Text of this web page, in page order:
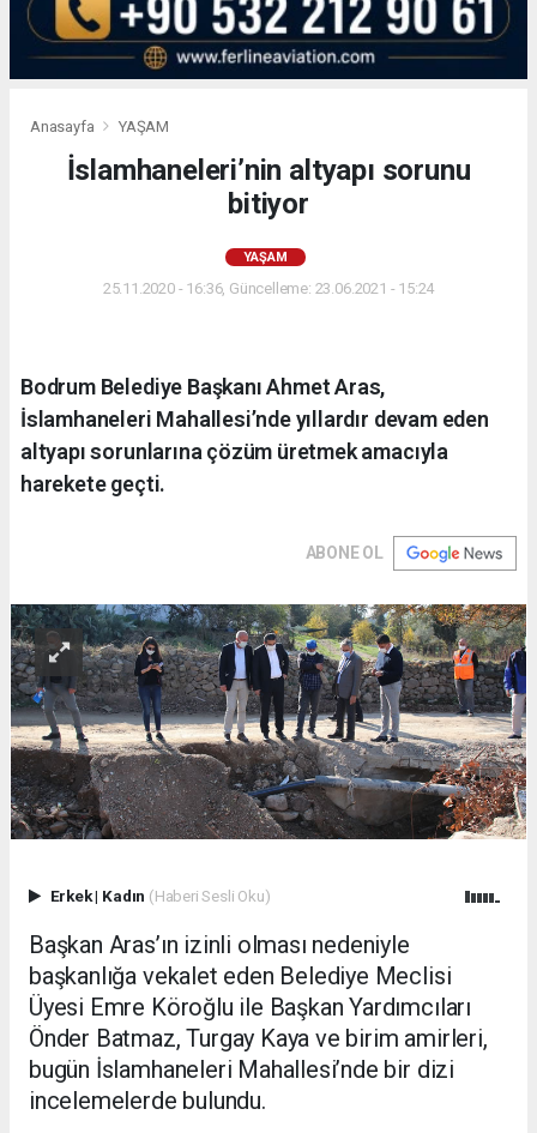
Anasayfa YAŞAM
İslamhaneleri’nin altyapı sorunu
bitiyor
YAŞAM
25.11.2020 - 16:36, Güncelleme: 23.06.2021 - 15:24
Bodrum Belediye Başkanı Ahmet Aras,
İslamhaneleri Mahallesi’nde yıllardır devam eden
altyapı sorunlarına çözüm üretmek amacıyla
harekete geçti.
ABONE OL
Erkek| Kadın (Haberi Sesli Oku)
Başkan Aras’ın izinli olması nedeniyle
başkanlığa vekalet eden Belediye Meclisi
Üyesi Emre Köroğlu ile Başkan Yardımcıları
Önder Batmaz, Turgay Kaya ve birim amirleri,
bugün İslamhaneleri Mahallesi’nde bir dizi
incelemelerde bulundu.